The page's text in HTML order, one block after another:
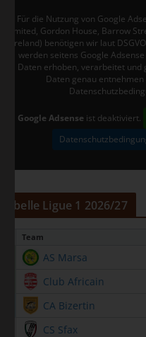
Für die Nutzung von Google
Limited, Gordon House, Barrow
Ireland) benötigen wir laut
werden seitens Google
Daten erhoben, verarbeitet und
Daten genau entnehmen
Google Adsense ist deaktiviert.
Tabelle Ligue 1 2026/27
Team
AS Marsa
Club Africain
CA Bizertin
CS Sfax